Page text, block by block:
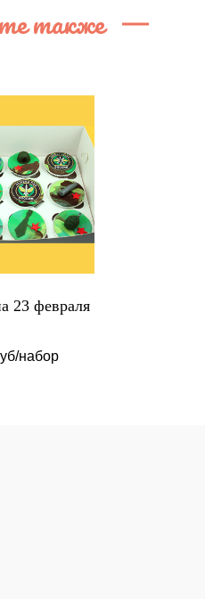
также
23 февраля
набор